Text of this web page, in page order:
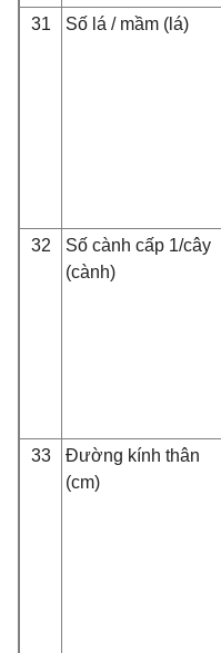
31
Số lá / mầm (lá)
32
Số cành cấp 1/cây
(cành)
33
Đường kính thân
(cm)